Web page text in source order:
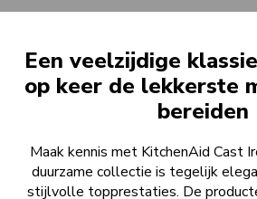
Een veelzijdige
op keer de lekkerste
bereiden
Maak kennis met KitchenAid Cast
duurzame collectie is tegelijk
stijlvolle topprestaties. De